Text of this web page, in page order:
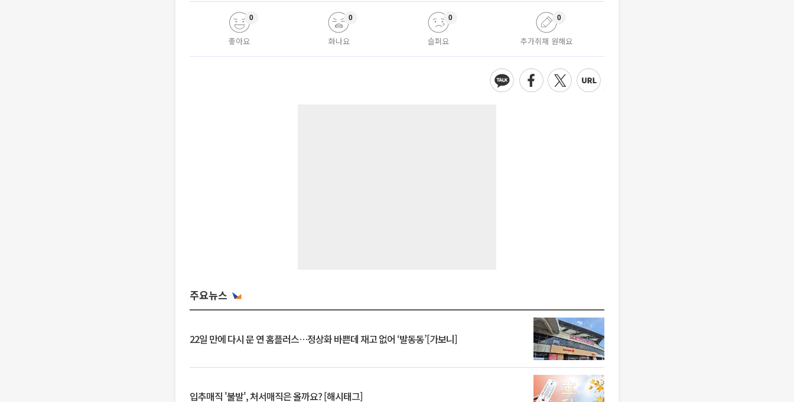
좋아요
0
화나요
0
슬퍼요
0
추가취재 원해요
0
주요뉴스
22일 만에 다시 문 연 홈플러스…정상화 바쁜데 재고 없어 ‘발동동’[가보니]
입추매직 '불발', 처서매직은 올까요? [해시태그]